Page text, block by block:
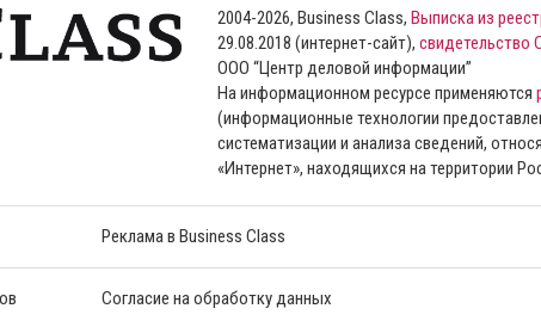
2004-2026, Business Class, Выписка из
29.08.2018 (интернет-сайт),
ООО “Центр деловой информации”
На информационном ресурсе применяются
(информационные технологии
систематизации и анализа сведений,
«Интернет», находящихся на территории
Реклама в Business Class
Согласие на обработку данных